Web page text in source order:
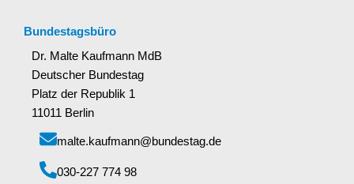
Bundestagsbüro
Dr. Malte Kaufmann MdB
Deutscher Bundestag
Platz der Republik 1
11011 Berlin
malte.kaufmann@bundestag.de
‭030-227 774 98‬